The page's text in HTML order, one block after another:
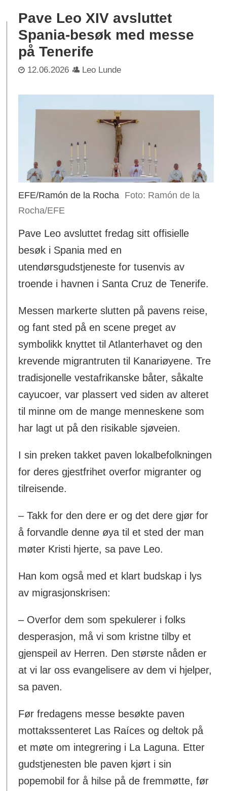
Pave Leo XIV avsluttet
Spania-besøk med messe
på Tenerife
12.06.2026 Leo Lunde
EFE/Ramón de la Rocha
Ramón de la
Rocha/EFE
Pave Leo avsluttet fredag sitt offisielle
besøk i Spania med en
utendørsgudstjeneste for tusenvis av
troende i havnen i Santa Cruz de Tenerife.
Messen markerte slutten på pavens reise,
og fant sted på en scene preget av
symbolikk knyttet til Atlanterhavet og den
krevende migrantruten til Kanariøyene. Tre
tradisjonelle vestafrikanske båter, såkalte
cayucoer, var plassert ved siden av alteret
til minne om de mange menneskene som
har lagt ut på den risikable sjøveien.
I sin preken takket paven lokalbefolkningen
for deres gjestfrihet overfor migranter og
tilreisende.
– Takk for den dere er og det dere gjør for
å forvandle denne øya til et sted der man
møter Kristi hjerte, sa pave Leo.
Han kom også med et klart budskap i lys
av migrasjonskrisen:
– Overfor dem som spekulerer i folks
desperasjon, må vi som kristne tilby et
gjenspeil av Herren. Den største nåden er
at vi lar oss evangelisere av dem vi hjelper,
sa paven.
Før fredagens messe besøkte paven
mottakssenteret Las Raíces og deltok på
et møte om integrering i La Laguna. Etter
gudstjenesten ble paven kjørt i sin
popemobil for å hilse på de fremmøtte, før